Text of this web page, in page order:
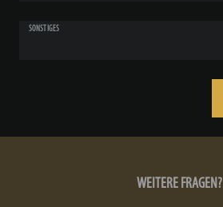
SONSTIGES
WEITERE FRAGEN?